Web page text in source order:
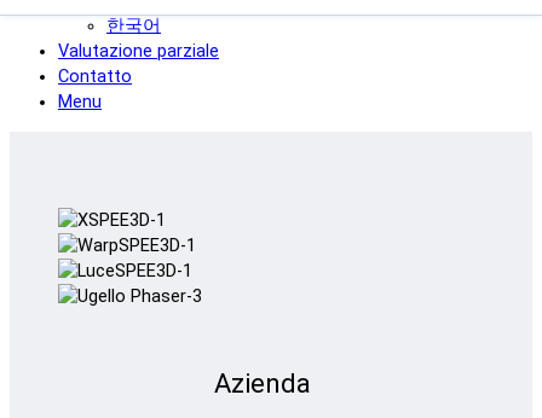
한국어
Valutazione parziale
Contatto
Menu
Azienda